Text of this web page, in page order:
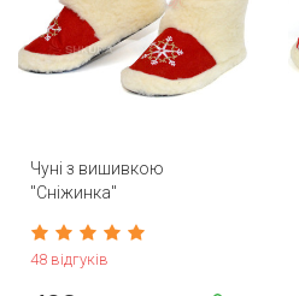
Чуні з вишивкою
"Сніжинка"
48 відгуків